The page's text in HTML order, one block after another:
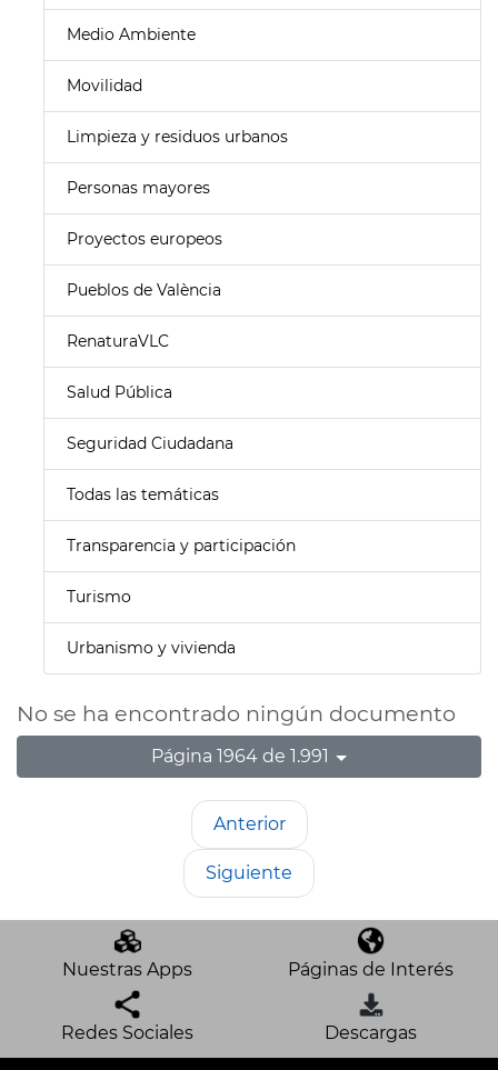
Medio Ambiente
Movilidad
Limpieza y residuos urbanos
Personas mayores
Proyectos europeos
Pueblos de València
RenaturaVLC
Salud Pública
Seguridad Ciudadana
Todas las temáticas
Transparencia y participación
Turismo
Urbanismo y vivienda
No se ha encontrado ningún documento
Página 1964 de 1.991
Anterior
Siguiente
Nuestras Apps Páginas de Interés
Redes Sociales Descargas